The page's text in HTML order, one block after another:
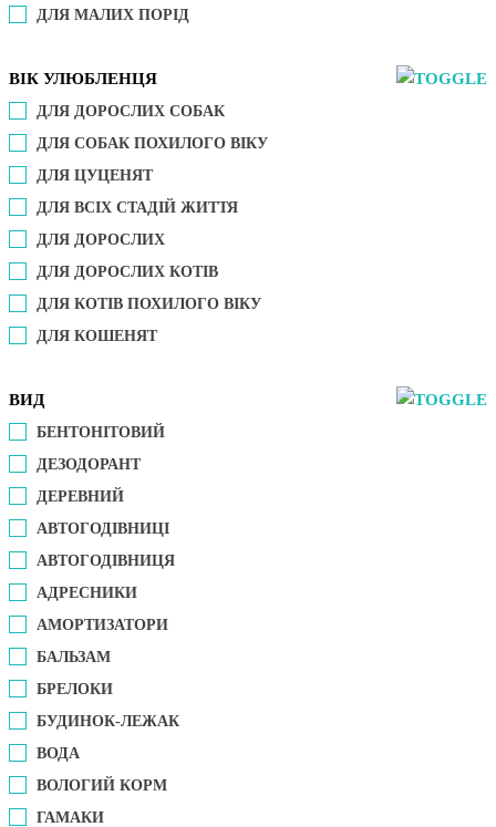
ДЛЯ МАЛИХ ПОРІД
ВІК УЛЮБЛЕНЦЯ
ДЛЯ ДОРОСЛИХ СОБАК
ДЛЯ СОБАК ПОХИЛОГО ВІКУ
ДЛЯ ЦУЦЕНЯТ
ДЛЯ ВСІХ СТАДІЙ ЖИТТЯ
ДЛЯ ДОРОСЛИХ
ДЛЯ ДОРОСЛИХ КОТІВ
ДЛЯ КОТІВ ПОХИЛОГО ВІКУ
ДЛЯ КОШЕНЯТ
ВИД
БЕНТОНІТОВИЙ
ДЕЗОДОРАНТ
ДЕРЕВНИЙ
АВТОГОДІВНИЦІ
АВТОГОДІВНИЦЯ
АДРЕСНИКИ
АМОРТИЗАТОРИ
БАЛЬЗАМ
БРЕЛОКИ
БУДИНОК-ЛЕЖАК
ВОДА
ВОЛОГИЙ КОРМ
ГАМАКИ